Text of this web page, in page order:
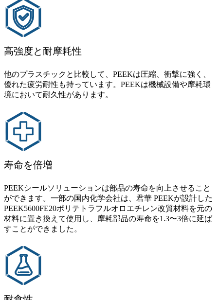
高強度と耐摩耗性
他のプラスチックと比較して、PEEKは圧縮、衝撃に強く、
優れた疲労耐性も持っています。PEEKは機械設備や摩耗環
境において耐久性があります。
寿命を倍増
PEEKシールソリューションは部品の寿命を向上させること
ができます。一部の国内化学会社は、君華 PEEKが設計した
PEEK5600FE20ポリテトラフルオロエチレン改質材料を元の
材料に置き換えて使用し、摩耗部品の寿命を1.3〜3倍に延ば
すことができました。